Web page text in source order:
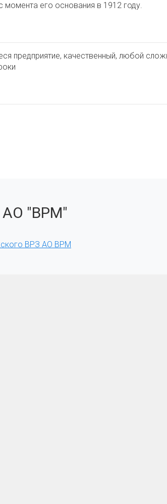
момента его основания в 1912 году.
предприятие, качественный, любой
АО "ВРМ"